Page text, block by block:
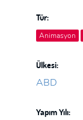
Tür:
Animasyon
Ülkesi:
ABD
Yapım Yılı: